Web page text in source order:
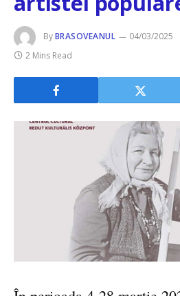
ByBRASOVEANUL 04/03/2025
2 Mins Read